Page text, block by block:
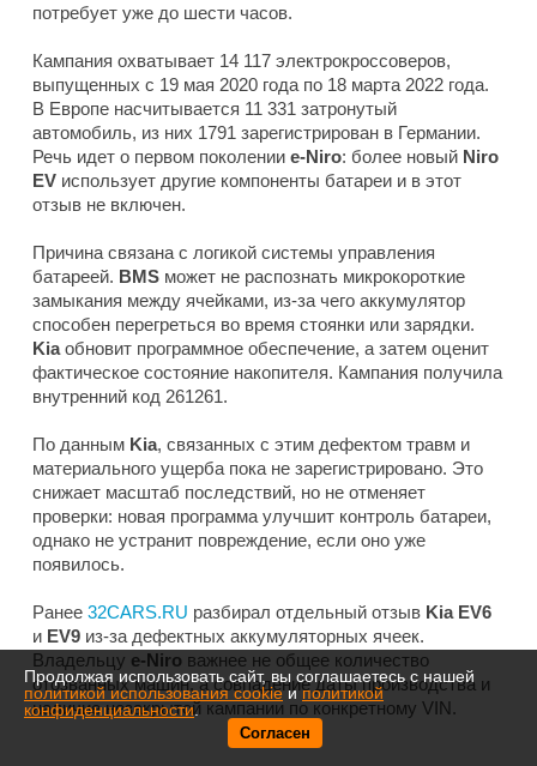
потребует уже до шести часов.
Кампания охватывает 14 117 электрокроссоверов,
выпущенных с 19 мая 2020 года по 18 марта 2022 года.
В Европе насчитывается 11 331 затронутый
автомобиль, из них 1791 зарегистрирован в Германии.
Речь идет о первом поколении e-Niro: более новый Niro
EV использует другие компоненты батареи и в этот
отзыв не включен.
Причина связана с логикой системы управления
батареей. BMS может не распознать микрокороткие
замыкания между ячейками, из-за чего аккумулятор
способен перегреться во время стоянки или зарядки.
Kiaобновит программное обеспечение, а затем оценит
фактическое состояние накопителя. Кампания получила
внутренний код 261261.
По данным Kia, связанных с этим дефектом травм и
материального ущерба пока не зарегистрировано. Это
снижает масштаб последствий, но не отменяет
проверки: новая программа улучшит контроль батареи,
однако не устранит повреждение, если оно уже
появилось.
Ранее 32CARS.RU разбирал отдельный отзыв Kia EV6
и EV9 из-за дефектных аккумуляторных ячеек.
Владельцу e-Niro важнее не общее количество
отозванных машин, а совпадение даты производства и
наличие незакрытой кампании по конкретному VIN.
Продолжая использовать сайт, вы соглашаетесь с нашей
политикой использования cookieиполитикой
конфиденциальности.
Согласен